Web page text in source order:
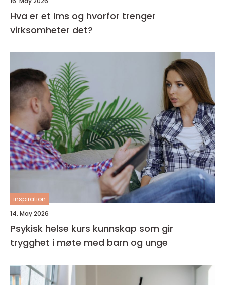
Hva er et lms og hvorfor trenger
virksomheter det?
inspiration
14. May 2026
Psykisk helse kurs kunnskap som gir
trygghet i møte med barn og unge